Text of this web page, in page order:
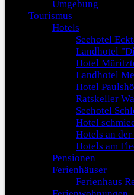
Umgebung
Tourismus
Hotels
Seehotel
Landhotel
Hotel
Landhotel
Hotel
Ratskeller
Seehotel
Hotel
Hotels an
Hotels am
Pensionen
Ferienhäuser
Ferienhaus